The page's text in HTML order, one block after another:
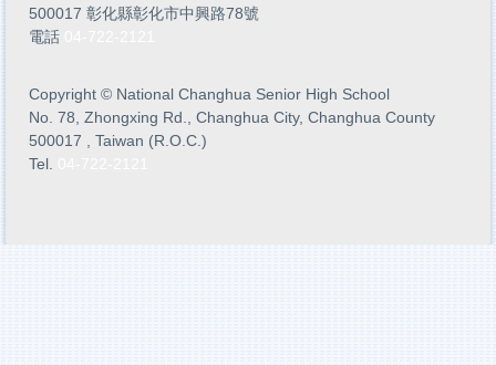
500017 彰化縣彰化市中興路78號
電話
Copyright © National Changhua Senior High School
No. 78, Zhongxing Rd., Changhua City, Changhua County
500017 , Taiwan (R.O.C.)
Tel.